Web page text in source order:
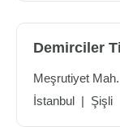
Demirciler
Meşrutiyet
İstanbul | Şişli